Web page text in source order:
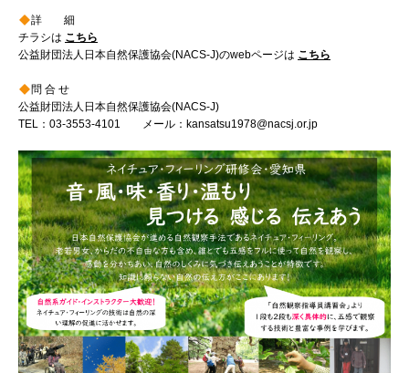
詳 細
チラシは こちら
公益財団法人日本自然保護協会(NACS-J)のwebページは こちら
問 合 せ
公益財団法人日本自然保護協会(NACS-J)
TEL：03-3553-4101 メール：kansatsu1978@nacsj.or.jp